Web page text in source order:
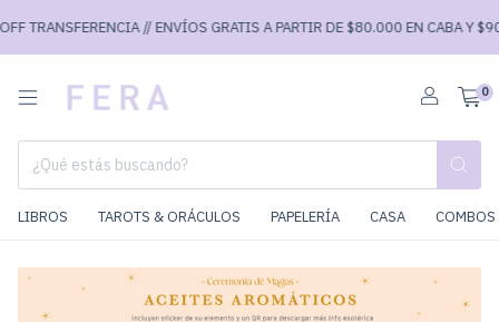
TRANSFERENCIA // ENVÍOS GRATIS A PARTIR DE $80.000 EN CABA Y
0
LIBROS TAROTS & ORÁCULOS PAPELERÍA CASA